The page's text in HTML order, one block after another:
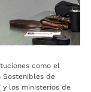
como el
Sostenibles de
y los ministerios de